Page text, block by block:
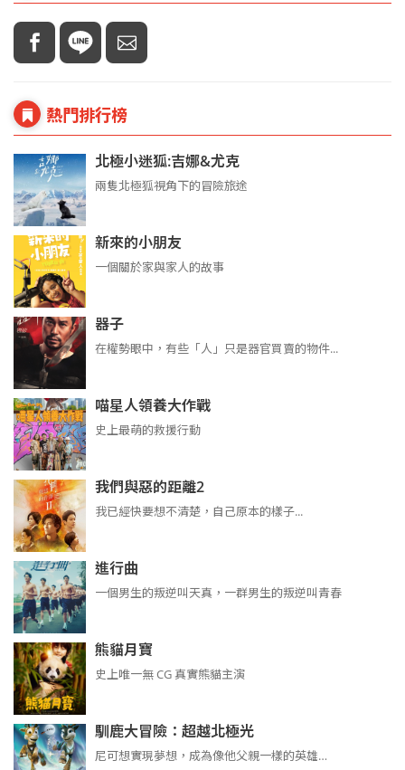
熱門排行榜
北極小迷狐:吉娜&尤克
兩隻北極狐視角下的冒險旅途
新來的小朋友
一個關於家與家人的故事
器子
在權勢眼中，有些「人」只是器官買賣的物件...
喵星人領養大作戰
史上最萌的救援行動
我們與惡的距離2
我已經快要想不清楚，自己原本的樣子...
進行曲
​​​一個男生的叛逆叫天真，一群男生的叛逆叫青春
熊貓月寶
史上唯一無 CG 真實熊貓主演
馴鹿大冒險：超越北極光
尼可想實現夢想，成為像他父親一樣的英雄…